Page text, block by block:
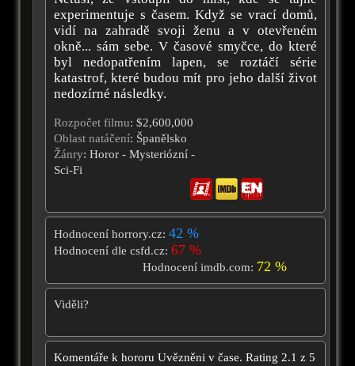
experimentuje s časem. Když se vrací domů,
vidí na zahradě svoji ženu a v otevřeném
okně... sám sebe. V časové smyčce, do které
byl nedopatřením lapen, se roztáčí série
katastrof, které budou mít pro jeho další život
nedozírné následky.
Rozpočet filmu: $2,600,000
Oblast natáčení: Španělsko
Žánry: Horor - Mysteriózní -
Sci-Fi
Hodnocení horrory.cz: 42 %
Hodnocení dle csfd.cz: 67 %
Hodnocení imdb.com: 72 %
Viděli?
Komentáře k hororu Uvězněni v čase. Rating 2.1 z 5